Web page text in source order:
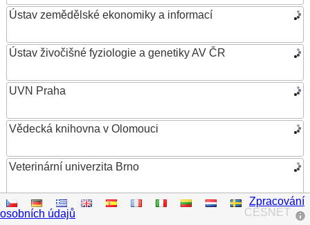
Ústav zemědělské ekonomiky a informací
Ústav živočišné fyziologie a genetiky AV ČR
UVN Praha
Vědecká knihovna v Olomouci
Veterinární univerzita Brno
VŠB – Technická univerzita Ostrava
CESNET
Zpracování
osobních údajů